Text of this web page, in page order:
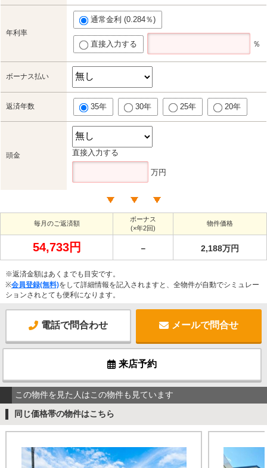
年利率
通常金利 (0.284％)
直接入力する ％
ボーナス払い
返済年数 35年 30年 25年 20年
頭金 直接入力する
万円
毎月のご返済額
ボーナス
(×年2回)
物件価格
54,733円 － 2,188万円
※返済金額はあくまでも目安です。
※会員登録(無料)をして詳細情報を記入されますと、全物件が自動でシミュレー
ションされとても便利になります。
電話で問合わせ メールで問合せ
来店予約
この物件を見た人はこの物件も見ています
同じ価格帯の物件はこちら